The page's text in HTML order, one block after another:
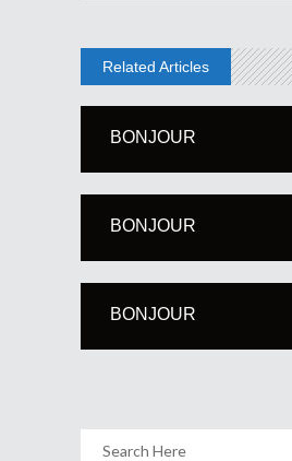
Related Articles
BONJOUR
BONJOUR
BONJOUR